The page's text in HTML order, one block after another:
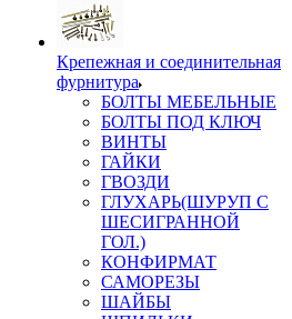
Крепежная и соединительная
фурнитура
БОЛТЫ МЕБЕЛЬНЫЕ
БОЛТЫ ПОД КЛЮЧ
ВИНТЫ
ГАЙКИ
ГВОЗДИ
ГЛУХАРЬ(ШУРУП С
ШЕСИГРАННОЙ
ГОЛ.)
КОНФИРМАТ
САМОРЕЗЫ
ШАЙБЫ